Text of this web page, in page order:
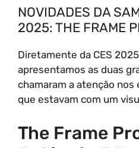
NOVIDADES DA
2025: THE FRAME
Diretamente da CES
apresentamos as duas
chamaram a atenção nos
que estavam com um
The Frame